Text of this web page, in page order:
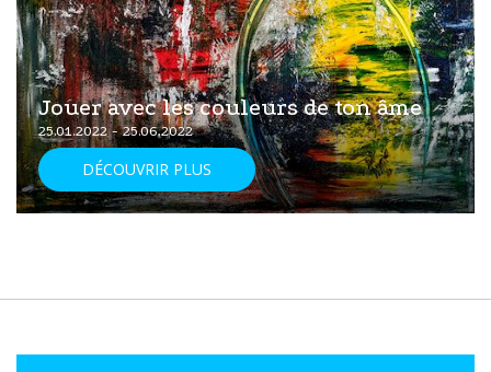
Jouer avec les couleurs de ton âme
25.01.2022 - 25.06.2022
DÉCOUVRIR PLUS